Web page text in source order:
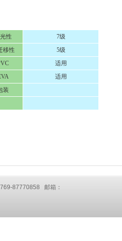
性
7级
移性
5级
适用
适用
装
87770858 邮箱：